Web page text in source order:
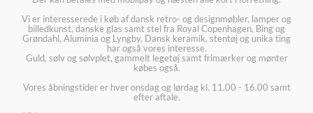
Vi er interesserede i køb af dansk retro- og designmøbler, lamper og
billedkunst, danske glas samt stel fra Royal Copenhagen, Bing og
Grøndahl, Aluminia og Lyngby. Dansk keramik, stentøj og unika ting
har også vores interesse.
Guld, sølv og sølvplet, gammelt legetøj samt frimærker og mønter
købes også.
Vores åbningstider er hver onsdag og lørdag kl. 11.00 - 16.00 samt
efter aftale.